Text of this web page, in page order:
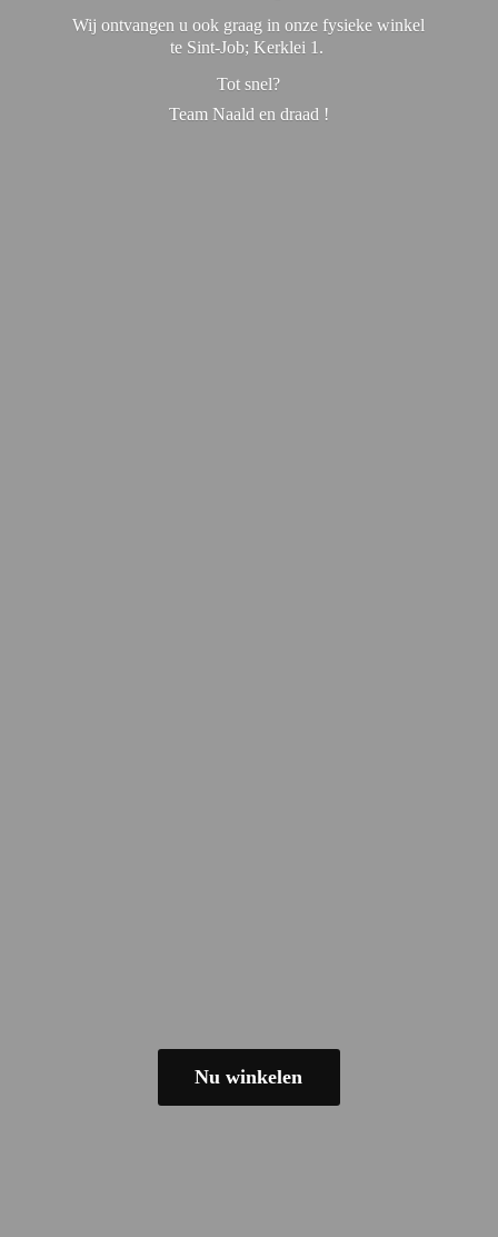
Wij ontvangen u ook graag in onze fysieke winkel
te Sint-Job; Kerklei 1.
Tot snel?
Team Naald en draad !
Nu winkelen